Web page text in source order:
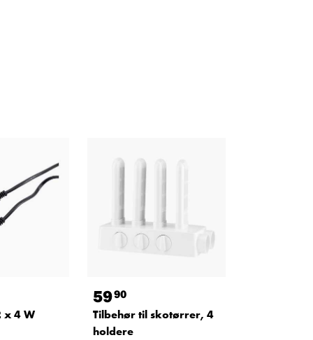
x 4 W
5990
Tilbehør til skotørrer, 4
holdere